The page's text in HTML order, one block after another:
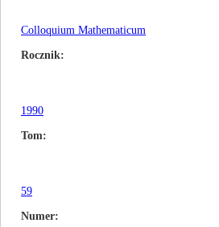
Colloquium Mathematicum
Rocznik
1990
Tom
59
Numer